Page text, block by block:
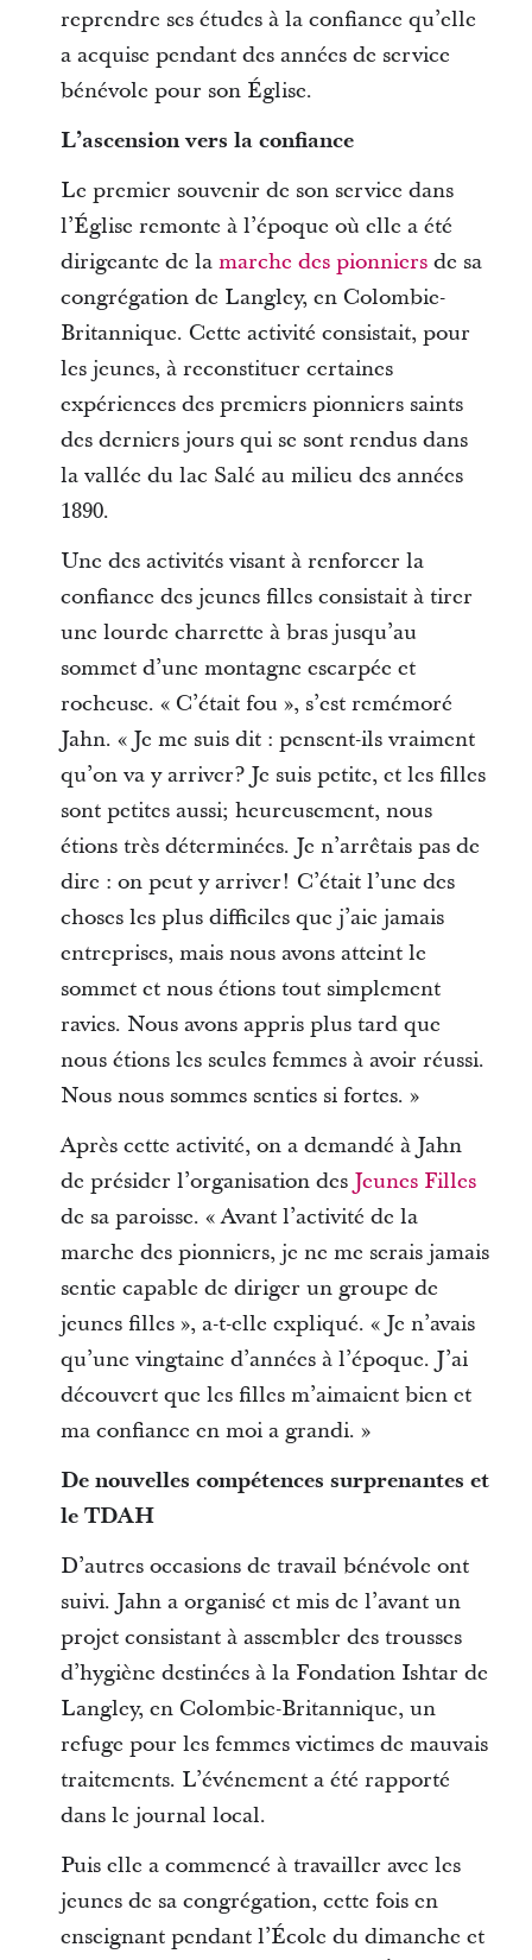
reprendre ses études à la confiance qu’elle
a acquise pendant des années de service
bénévole pour son Église.
L’ascension vers la confiance
Le premier souvenir de son service dans
l’Église remonte à l’époque où elle a été
dirigeante de la marche des pionniersde sa
congrégation de Langley, en Colombie-
Britannique. Cette activité consistait, pour
les jeunes, à reconstituer certaines
expériences des premiers pionniers saints
des derniers jours qui se sont rendus dans
la vallée du lac Salé au milieu des années
1890.
Une des activités visant à renforcer la
confiance des jeunes filles consistait à tirer
une lourde charrette à bras jusqu’au
sommet d’une montagne escarpée et
rocheuse. « C’était fou », s’est remémoré
Jahn. « Je me suis dit : pensent-ils vraiment
qu’on va y arriver? Je suis petite, et les filles
sont petites aussi; heureusement, nous
étions très déterminées. Je n’arrêtais pas de
dire : on peut y arriver! C’était l’une des
choses les plus difficiles que j’aie jamais
entreprises, mais nous avons atteint le
sommet et nous étions tout simplement
ravies. Nous avons appris plus tard que
nous étions les seules femmes à avoir réussi.
Nous nous sommes senties si fortes. »
Après cette activité, on a demandé à Jahn
de présider l’organisation des Jeunes Filles
de sa paroisse. « Avant l’activité de la
marche des pionniers, je ne me serais jamais
sentie capable de diriger un groupe de
jeunes filles », a-t-elle expliqué. « Je n’avais
qu’une vingtaine d’années à l’époque. J’ai
découvert que les filles m’aimaient bien et
ma confiance en moi a grandi. »
De nouvelles compétences surprenantes et
le TDAH
D’autres occasions de travail bénévole ont
suivi. Jahn a organisé et mis de l’avant un
projet consistant à assembler des trousses
d’hygiène destinées à la Fondation Ishtar de
Langley, en Colombie-Britannique, un
refuge pour les femmes victimes de mauvais
traitements. L’événement a été rapporté
dans le journal local.
Puis elle a commencé à travailler avec les
jeunes de sa congrégation, cette fois en
enseignant pendant l’École du dimanche et